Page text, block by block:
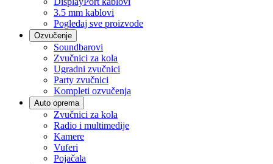
3.5 mm kablovi
Pogledaj sve proizvode
Ozvučenje
Soundbarovi
Zvučnici za kola
Ugradni zvučnici
Party zvučnici
Kompleti ozvučenja
Auto oprema
Zvučnici za kola
Radio i multimedije
Kamere
Vuferi
Pojačala